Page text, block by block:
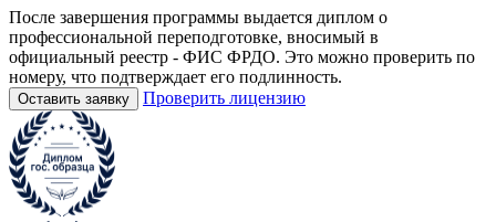
После завершения программы выдается диплом о
профессиональной переподготовке, вносимый в
официальный реестр - ФИС ФРДО. Это можно проверить по
номеру, что подтверждает его подлинность.
Оставить заявку Проверить лицензию